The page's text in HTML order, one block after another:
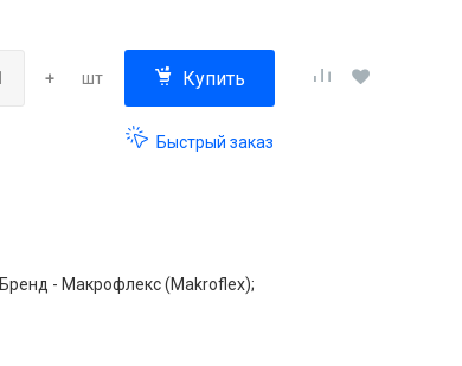
+ шт Купить
Быстрый заказ
Бренд - Макрофлекс (Makroflex);